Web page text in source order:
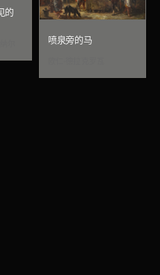
的
喷泉旁的马